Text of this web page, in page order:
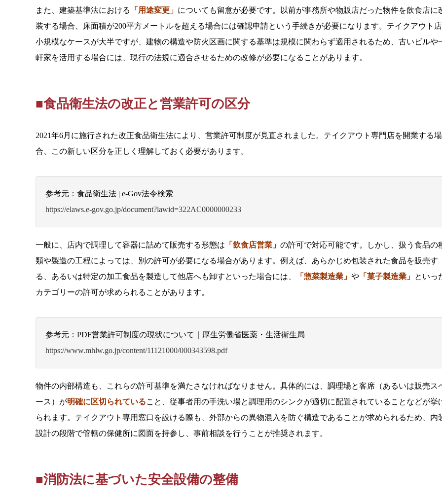
また、建築基準法における 「用途変更」 についても留意が必要です。以前が事務所や物販店だった物件を飲食店に
装する場合、床面積が200平方メートルを超える場合には確認申請という手続きが必要になります。テイクアウト
小規模なケースが大半ですが、建物の構造や防火区画に関する基準は規模に関わらず適用されるため、古いビルや
軒家を活用する場合には、現行の法規に適合させるための改修が必要になることがあります。
■食品衛生法の改正と営業許可の区分
2021年6月に施行された改正食品衛生法により、営業許可制度が見直されました。テイクアウト専門店を開業する場
合、この新しい区分を正しく理解しておく必要があります。
参考元：食品衛生法 | e-Gov法令検索
https://elaws.e-gov.go.jp/document?lawid=322AC0000000233
一般に、店内で調理して容器に詰めて販売する形態は 「飲食店営業」 の許可で対応可能です。しかし、扱う食品の
類や製造の工程によっては、別の許可が必要になる場合があります。例えば、あらかじめ包装された食品を販売す
る、あるいは特定の加工食品を製造して他店へも卸すといった場合には、
「惣菜製造業」 や 「菓子製造業」 といっ
カテゴリーの許可が求められることがあります。
参考元：PDF営業許可制度の現状について｜厚生労働省医薬・生活衛生局
https://www.mhlw.go.jp/content/11121000/000343598.pdf
物件の内部構造も、これらの許可基準を満たさなければなりません。具体的には、調理場と客席（あるいは販売ス
ース）が明確に区切られていること、従事者用の手洗い場と調理用のシンクが適切に配置されていることなどが挙
られます。テイクアウト専用窓口を設ける際も、外部からの異物混入を防ぐ構造であることが求められるため、内
設計の段階で管轄の保健所に図面を持参し、事前相談を行うことが推奨されます。
■消防法に基づいた安全設備の整備